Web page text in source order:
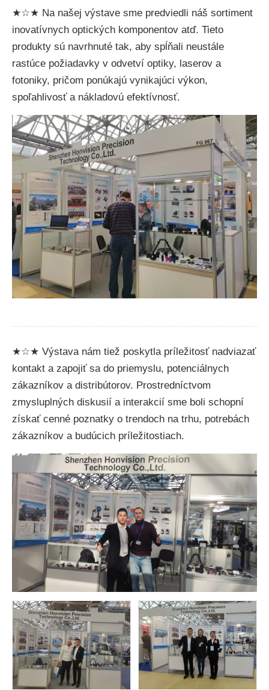
★☆★ Na našej výstave sme predviedli náš sortiment
inovatívnych optických komponentov atď. Tieto
produkty sú navrhnuté tak, aby spĺňali neustále
rastúce požiadavky v odvetví optiky, laserov a
fotoniky, pričom ponúkajú vynikajúci výkon,
spoľahlivosť a nákladovú efektívnosť.
★☆★ Výstava nám tiež poskytla príležitosť nadviazať
kontakt a zapojiť sa do priemyslu, potenciálnych
zákazníkov a distribútorov. Prostredníctvom
zmysluplných diskusií a interakcií sme boli schopní
získať cenné poznatky o trendoch na trhu, potrebách
zákazníkov a budúcich príležitostiach.